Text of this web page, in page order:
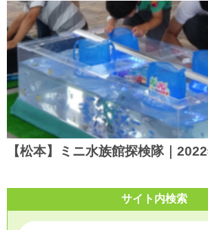
【松本】ミニ水族館探検隊｜
サイト内検索